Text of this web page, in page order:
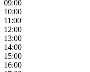
09:00
10:00
11:00
12:00
13:00
14:00
15:00
16:00